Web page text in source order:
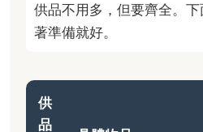
供品不用多，但要齊全。
著準備就好。
供
品